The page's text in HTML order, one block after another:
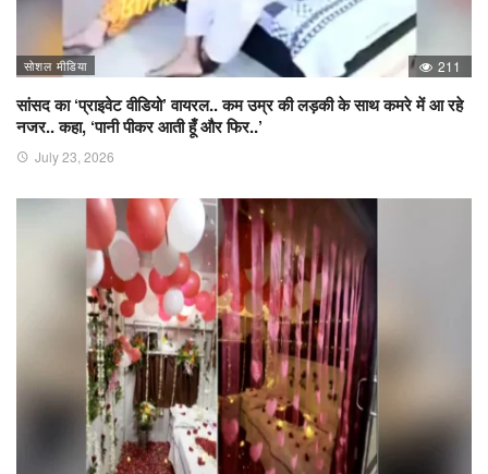
सोशल मीडिया 211
सांसद का ‘प्राइवेट वीडियो’ वायरल.. कम उम्र की लड़की के साथ कमरे में आ रहे
नजर.. कहा, ‘पानी पीकर आती हूँ और फिर..’
July 23, 2026